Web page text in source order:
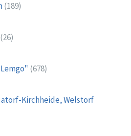
(189)
(26)
(678)
Kirchheide, Welstorf